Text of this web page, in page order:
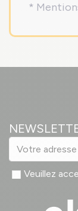
*
Veuillez